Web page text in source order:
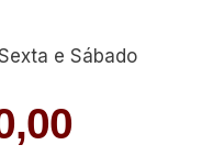
e Sábado